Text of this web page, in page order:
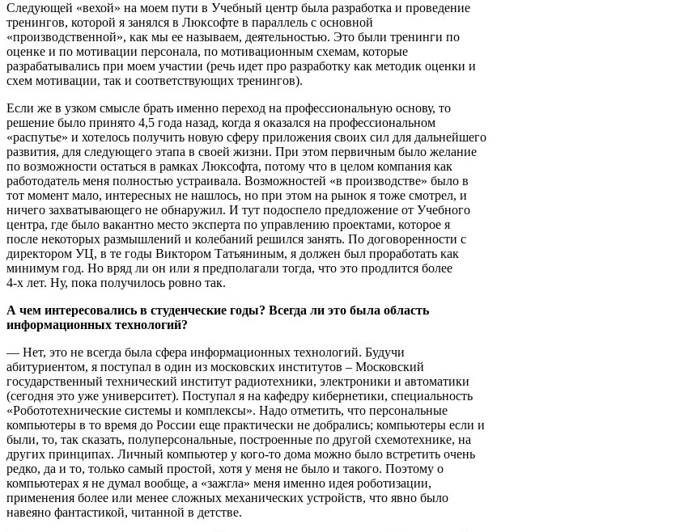
Следующей «вехой» на моем пути в Учебный центр была разработка и проведение
тренингов, которой я занялся в Люксофте в параллель с основной
«производственной», как мы ее называем, деятельностью. Это были тренинги по
оценке и по мотивации персонала, по мотивационным схемам, которые
разрабатывались при моем участии (речь идет про разработку как методик оценки и
схем мотивации, так и соответствующих тренингов).
Если же в узком смысле брать именно переход на профессиональную основу, то
решение было принято 4,5 года назад, когда я оказался на профессиональном
«распутье» и хотелось получить новую сферу приложения своих сил для дальнейшего
развития, для следующего этапа в своей жизни. При этом первичным было желание
по возможности остаться в рамках Люксофта, потому что в целом компания как
работодатель меня полностью устраивала. Возможностей «в производстве» было в
тот момент мало, интересных не нашлось, но при этом на рынок я тоже смотрел, и
ничего захватывающего не обнаружил. И тут подоспело предложение от Учебного
центра, где было вакантно место эксперта по управлению проектами, которое я
после некоторых размышлений и колебаний решился занять. По договоренности с
директором УЦ, в те годы Виктором Татьяниным, я должен был проработать как
минимум год. Но вряд ли он или я предполагали тогда, что это продлится более
4-х лет. Ну, пока получилось ровно так.
А чем интересовались в студенческие годы? Всегда ли это была область
информационных технологий?
— Нет, это не всегда была сфера информационных технологий. Будучи
абитуриентом, я поступал в один из московских институтов – Московский
государственный технический институт радиотехники, электроники и автоматики
(сегодня это уже университет). Поступал я на кафедру кибернетики, специальность
«Робототехнические системы и комплексы». Надо отметить, что персональные
компьютеры в то время до России еще практически не добрались; компьютеры если и
были, то, так сказать, полуперсональные, построенные по другой схемотехнике, на
других принципах. Личный компьютер у кого-то дома можно было встретить очень
редко, да и то, только самый простой, хотя у меня не было и такого. Поэтому о
компьютерах я не думал вообще, а «зажгла» меня именно идея роботизации,
применения более или менее сложных механических устройств, что явно было
навеяно фантастикой, читанной в детстве.